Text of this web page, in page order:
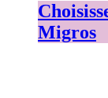
Migros